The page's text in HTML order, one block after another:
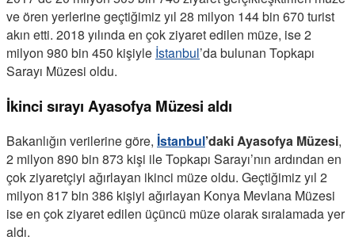
ve ören yerlerine geçtiğimiz yıl 28 milyon 144 bin 670 turist
akın etti. 2018 yılında en çok ziyaret edilen müze, ise 2
milyon 980 bin 450 kişiyle İstanbul’da bulunan Topkapı
Sarayı Müzesi oldu.
İkinci sırayı Ayasofya Müzesi aldı
Bakanlığın verilerine göre, İstanbul’daki Ayasofya Müzesi,
2 milyon 890 bin 873 kişi ile Topkapı Sarayı’nın ardından en
çok ziyaretçiyi ağırlayan ikinci müze oldu. Geçtiğimiz yıl 2
milyon 817 bin 386 kişiyi ağırlayan Konya Mevlana Müzesi
ise en çok ziyaret edilen üçüncü müze olarak sıralamada yer
aldı.